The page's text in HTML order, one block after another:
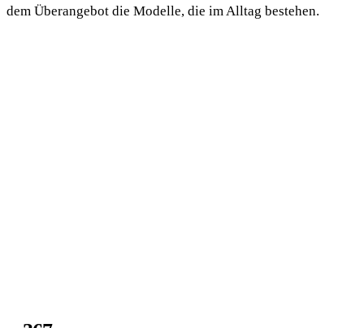
dem Überangebot die Modelle, die im Alltag bestehen.